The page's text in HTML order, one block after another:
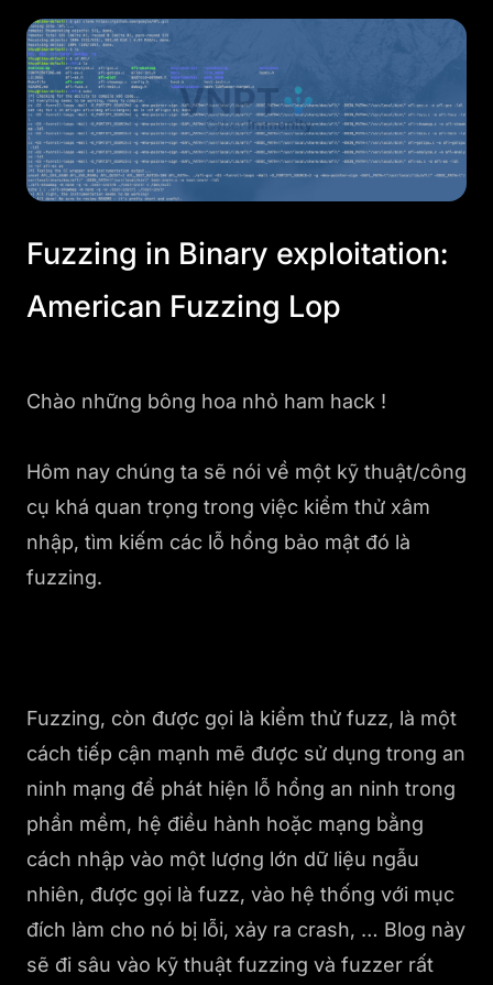
Fuzzing in Binary exploitation:
American Fuzzing Lop
Chào những bông hoa nhỏ ham hack !
Hôm nay chúng ta sẽ nói về một kỹ thuật/công
cụ khá quan trọng trong việc kiểm thử xâm
nhập, tìm kiếm các lỗ hổng bảo mật đó là
fuzzing.
Fuzzing, còn được gọi là kiểm thử fuzz, là một
cách tiếp cận mạnh mẽ được sử dụng trong an
ninh mạng để phát hiện lỗ hổng an ninh trong
phần mềm, hệ điều hành hoặc mạng bằng
cách nhập vào một lượng lớn dữ liệu ngẫu
nhiên, được gọi là fuzz, vào hệ thống với mục
đích làm cho nó bị lỗi, xảy ra crash, … Blog này
sẽ đi sâu vào kỹ thuật fuzzing và fuzzer rất